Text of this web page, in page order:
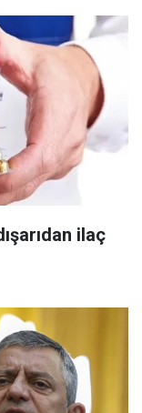
ilaç